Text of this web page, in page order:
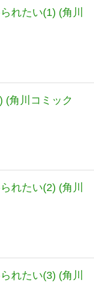
れたい(1) (角川
(角川コミック
れたい(2) (角川
れたい(3) (角川